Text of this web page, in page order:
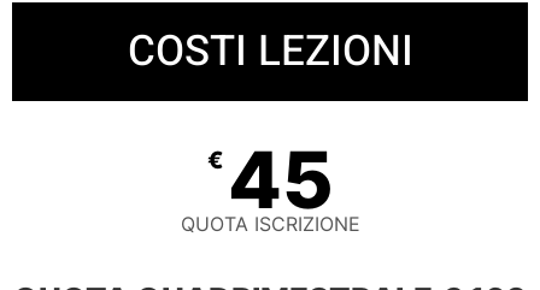
COSTI LEZIONI
€ 45
QUOTA ISCRIZIONE